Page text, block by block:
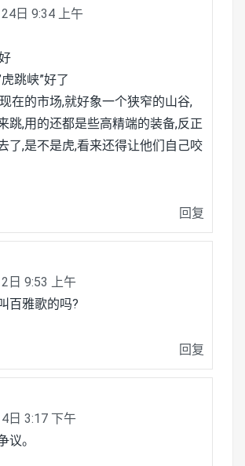
日 9:34 上午
跳峡”好了
在的市场,就好象一个狭窄的山谷,
跳,用的还都是些高精端的装备,反正
了,是不是虎,看来还得让他们自己咬
回复
日 9:53 上午
百雅歌的吗?
回复
日 3:17 下午
议。